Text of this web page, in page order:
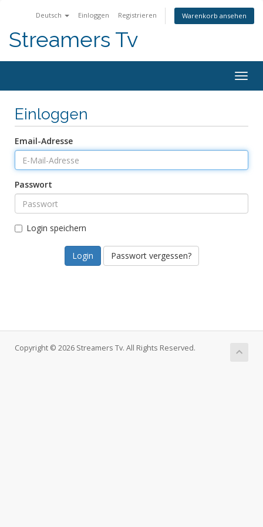
Deutsch Einloggen Registrieren Warenkorb ansehen
Streamers Tv
Einloggen
Email-Adresse
Passwort
Login speichern
Passwort vergessen?
Copyright © 2026 Streamers Tv. All Rights Reserved.